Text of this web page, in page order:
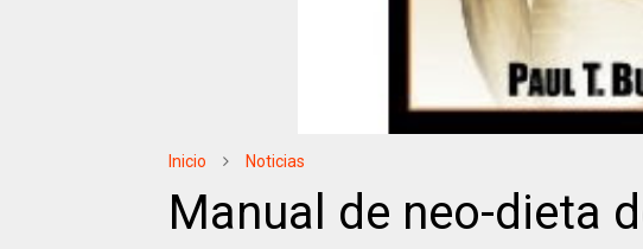
Inicio Noticias
Manual de neo-dieta